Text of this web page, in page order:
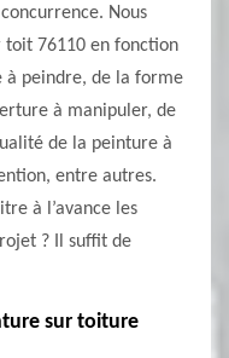
Nous
76110 en fonction
peindre, de la forme
à manipuler, de
de la peinture à
entre autres.
à l’avance les
? Il suffit de
sur toiture